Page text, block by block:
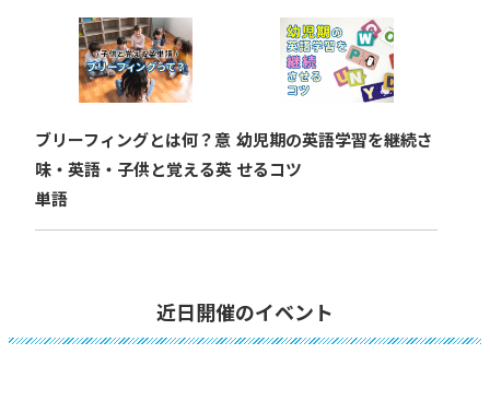
ブリーフィングとは何？意
味・英語・子供と覚える英
単語
幼児期の英語学習を継続さ
せるコツ
近日開催のイベント